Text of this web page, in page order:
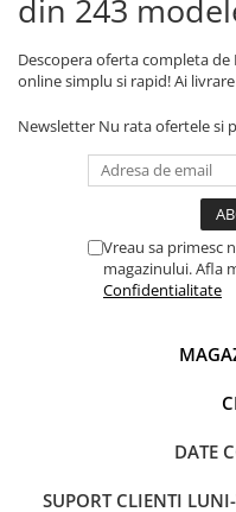
din 243
Descopera oferta completa
online simplu si rapid! Ai
Newsletter Nu rata ofertele si
Vreau sa primesc
magazinului. Afla
Confidentialitate
DATE
SUPORT CLIENTI